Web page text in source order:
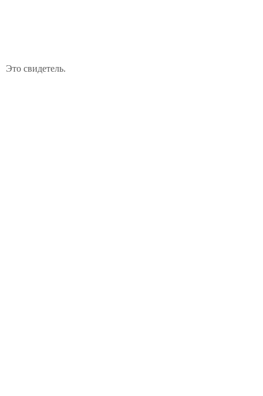
Это свидетель.